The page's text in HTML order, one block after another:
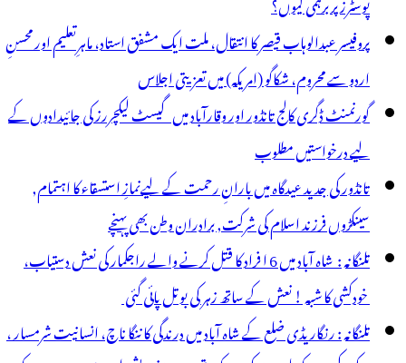
پروفیسر عبدالوہاب قیصر کا انتقال، ملت ایک مشفق استاد، ماہرِتعلیم اور محسنِ
اردو سے محروم، شکاگو (امریکہ) میں تعزیتی اجلاس
گورنمنٹ ڈگری کالج تانڈور اور وقارآباد میں گیسٹ لیکچررز کی جائیدادوں کے
لیے درخواستیں مطلوب
تانڈور کی جدید عیدگاہ میں بارانِ رحمت کے لیےنمازِ استسقاء کا اہتمام,
سینکڑوں فرزند اسلام کی شرکت, برادران وطن بھی پہنچے
تلنگانہ : شاہ آباد میں 6 ا فراد کا قتل کرنے والے راجکمار کی نعش دستیاب،
خودکشی کا شبہ ! نعش کے ساتھ زہر کی بوتل پائی گئی
تلنگانہ : رنگاریڈی ضلع کے شاہ آباد میں درندگی کا ننگا ناچ، انسانیت شرمسار ،